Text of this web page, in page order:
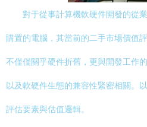
對于從事計算機軟硬件開發的從
購置的電腦，其當前的二手市場價值
不僅僅關乎硬件折舊，更與開發工作
以及軟硬件生態的兼容性緊密相關。
評估要素與估值邏輯。